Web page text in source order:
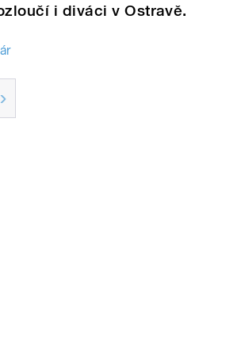
i diváci v Ostravě.